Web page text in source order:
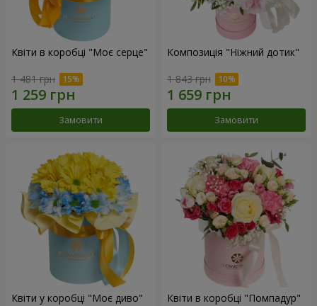
Квіти в коробці "Моє серце"
1 481 грн
Замовити
Композиція "Ніжний дотик"
1 843 грн
Замовити
Квіти у коробці "Моє диво" Квіти в коробці "Помпадур"